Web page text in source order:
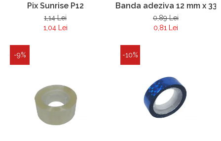
Pix Sunrise P12
1,14 Lei
1,04 Lei
Banda adeziva 12 mm x 33
0,89 Lei
0,81 Lei
-9% -10%